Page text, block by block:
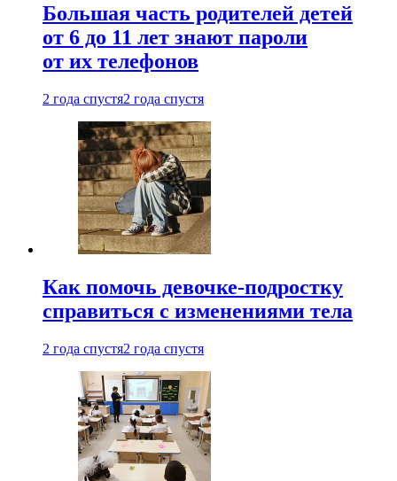
Большая часть родителей детей
от 6 до 11 лет знают пароли
от их телефонов
2 года спустя2 года спустя
Как помочь девочке-подростку
справиться с изменениями тела
2 года спустя2 года спустя